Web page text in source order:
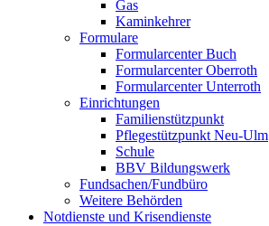
Gas
Kaminkehrer
Formulare
Formularcenter Buch
Formularcenter Oberroth
Formularcenter Unterroth
Einrichtungen
Familienstützpunkt
Pflegestützpunkt Neu-Ulm
Schule
BBV Bildungswerk
Fundsachen/Fundbüro
Weitere Behörden
Notdienste und Krisendienste